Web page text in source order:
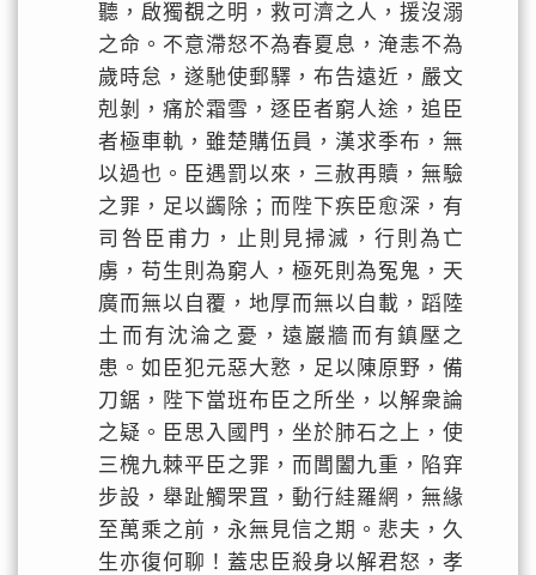
聽，啟獨覩之明，救可濟之人，援沒溺
之命。不意滯怒不為春夏息，淹恚不為
歲時怠，遂馳使郵驛，布告遠近，嚴文
剋剝，痛於霜雪，逐臣者窮人途，追臣
者極車軌，雖楚購伍員，漢求季布，無
以過也。臣遇罰以來，三赦再贖，無驗
之罪，足以蠲除；而陛下疾臣愈深，有
司咎臣甫力，止則見掃滅，行則為亡
虜，苟生則為窮人，極死則為冤鬼，天
廣而無以自覆，地厚而無以自載，蹈陸
土而有沈淪之憂，遠巖牆而有鎮壓之
患。如臣犯元惡大憝，足以陳原野，備
刀鋸，陛下當班布臣之所坐，以解衆論
之疑。臣思入國門，坐於肺石之上，使
三槐九棘平臣之罪，而閶闔九重，陷穽
步設，舉趾觸罘罝，動行絓羅網，無緣
至萬乘之前，永無見信之期。悲夫，久
生亦復何聊！蓋忠臣殺身以解君怒，孝